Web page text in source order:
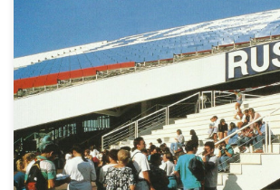
La fecha que recordamos hoy estaba
Soviética, después a la Confederación de
Independientes (CEI), y por fin a Rusia. La
de la perestroika>> del pabellón diseñado
letón Juris Poga había sobrevivido al
y con sus continuos […]